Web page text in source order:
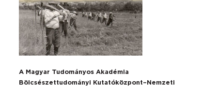
A Magyar Tudományos Akadémia
Bölcsészettudományi Kutatóközpont–Nemzeti